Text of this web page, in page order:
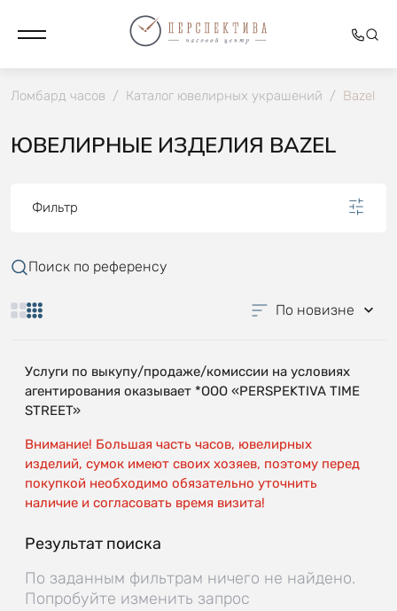
Ломбард часов / Каталог ювелирных украшений / Bazel
ЮВЕЛИРНЫЕ ИЗДЕЛИЯ BAZEL
Фильтр
Поиск по референсу
По новизне
Услуги по выкупу/продаже/комиссии на условиях
агентирования оказывает *OOO «PERSPEKTIVA TIME
STREET»
Внимание! Большая часть часов, ювелирных
изделий, сумок имеют своих хозяев, поэтому перед
покупкой необходимо обязательно уточнить
наличие и согласовать время визита!
Результат поиска
По заданным фильтрам ничего не найдено.
Попробуйте изменить запрос